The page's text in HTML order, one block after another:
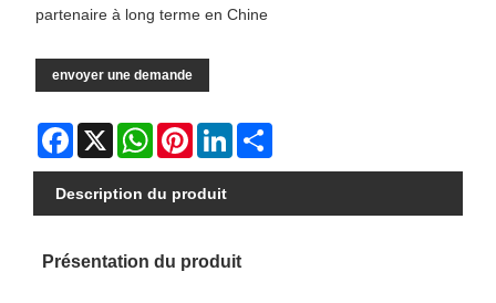
partenaire à long terme en Chine
envoyer une demande
Facebook
X WhatsAppPinterestLinkedIn
Description du produit
Présentation du produit